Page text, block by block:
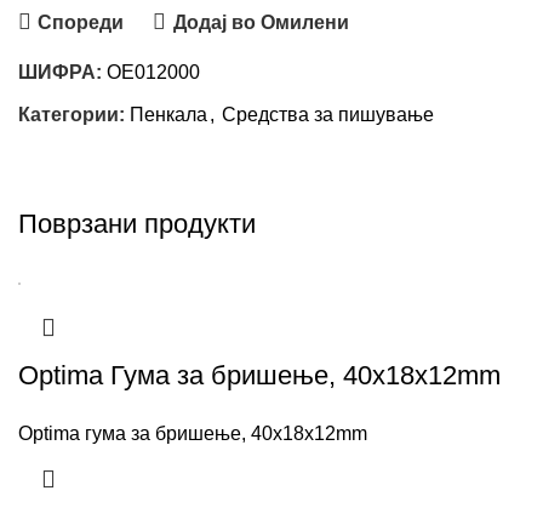
Спореди Додај во Омилени
ШИФРА: OE012000
Категории: Пенкала , Средства за пишување
Поврзани продукти
Optima Гума за бришење, 40x18x12mm
Optima гума за бришење, 40x18x12mm